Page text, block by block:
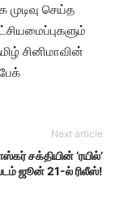
செய்த
சினிமாவின்
Next article
சக்தியின் ‘ரயில்’
ஜூன் 21-ல் ரிலீஸ்!